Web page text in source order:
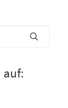
auf: